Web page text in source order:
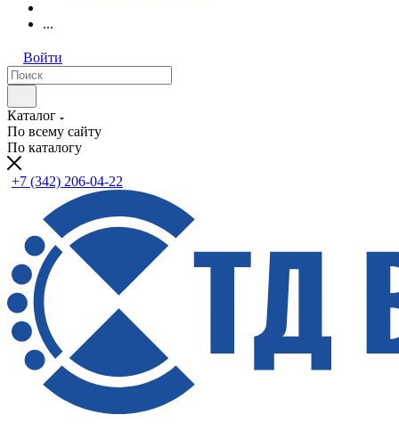
...
Войти
Каталог
По всему сайту
По каталогу
+7 (342) 206-04-22